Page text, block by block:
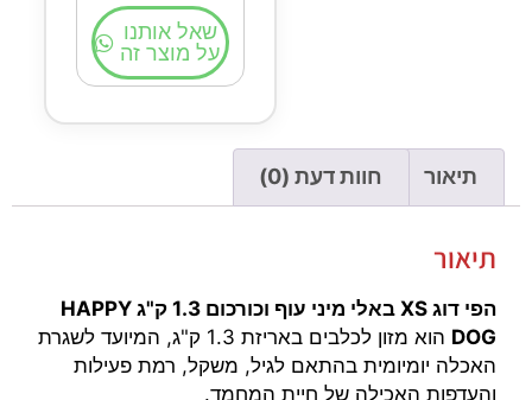
שאל אותנו
על מוצר זה
תיאור חוות דעת (0)
תיאור
הפי דוג XS באלי מיני עוף וכורכום 1.3 ק"ג HAPPY
DOG
הוא מזון לכלבים באריזת 1.3 ק"ג, המיועד לשגרת
האכלה יומיומית בהתאם לגיל, משקל, רמת פעילות
והעדפות האכילה של חיית המחמד.